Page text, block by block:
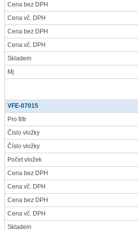
Cena bez DPH
Cena vč. DPH
Cena bez DPH
Cena vč. DPH
Skladem
Mj
VFE-07015
Pro filtr
Číslo vložky
Číslo vložky
Počet vložek
Cena bez DPH
Cena vč. DPH
Cena bez DPH
Cena vč. DPH
Skladem